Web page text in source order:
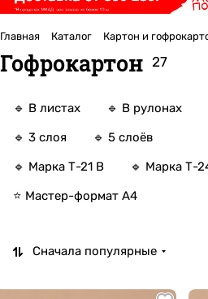
Главная Каталог Картон и
Гофрокартон 27
🔹 В листах
🔹 В рулонах
🔹 3 слоя
🔹 5 слоёв
🔹 Марка Т-21 В
🔹 Марка Т-
⭐ Мастер-формат А4
Сначала популярные